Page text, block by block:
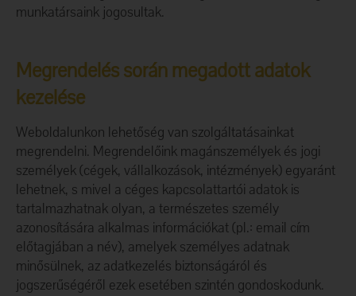
munkatársaink jogosultak.
Megrendelés során megadott adatok
kezelése
Weboldalunkon lehetőség van szolgáltatásainkat
megrendelni. Megrendelőink magánszemélyek és jogi
személyek (cégek, vállalkozások, intézmények) egyaránt
lehetnek, s mivel a céges kapcsolattartói adatok is
tartalmazhatnak olyan, a természetes személy
azonosítására alkalmas információkat (pl.: email cím
előtagjában a név), amelyek személyes adatnak
minősülnek, az adatkezelés biztonságáról és
jogszerűségéről ezek esetében szintén gondoskodunk.